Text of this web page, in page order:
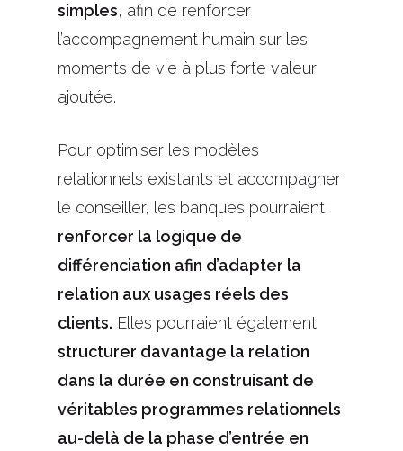
simples, afin de renforcer
l’accompagnement humain sur les
moments de vie à plus forte valeur
ajoutée.
Pour optimiser les modèles
relationnels existants et accompagner
le conseiller, les banques pourraient
renforcer la logique de
différenciation afin d’adapter la
relation aux usages réels des
clients. Elles pourraient également
structurer davantage la relation
dans la durée en construisant de
véritables programmes relationnels
au-delà de la phase d’entrée en